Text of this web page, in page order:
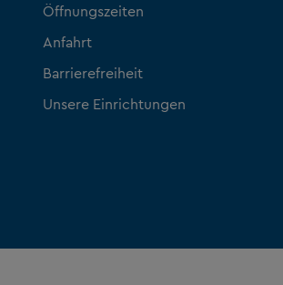
Öffnungszeiten
Anfahrt
Barrierefreiheit
Unsere Einrichtungen